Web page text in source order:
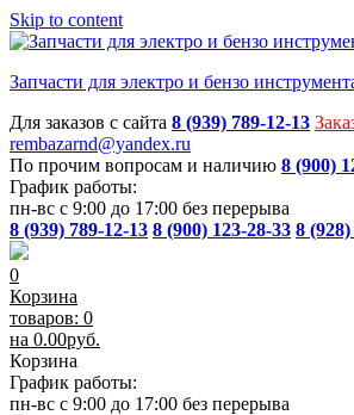
Skip to content
Запчасти для электро и бензо
Для заказов с сайта 8 (939) 789-12-13
rembazarnd@yandex.ru
По прочим вопросам и наличию 8 (900)
График работы:
пн-вс с 9:00 до 17:00 без перерыва
8 (939) 789-12-13 8 (900) 123-28-33 8
0
Корзина
товаров: 0
на 0.00руб.
Корзина
График работы:
пн-вс с 9:00 до 17:00 без перерыва